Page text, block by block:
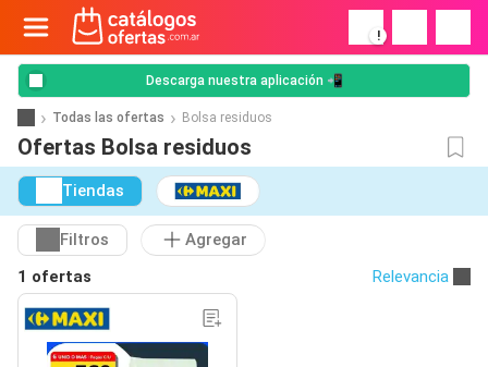
!
Descarga nuestra aplicación 📲
Todas las ofertas Bolsa residuos
Ofertas Bolsa residuos
Tiendas
Filtros
Agregar
1 ofertas
Relevancia